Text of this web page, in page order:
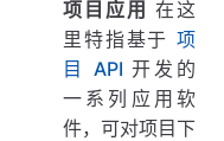
项目应用 在这
里特指基于 项
目 API 开发的
一系列应用软
件，可对项目下